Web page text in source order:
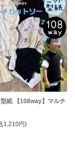
紙 【108way】マルチ
1,210円)